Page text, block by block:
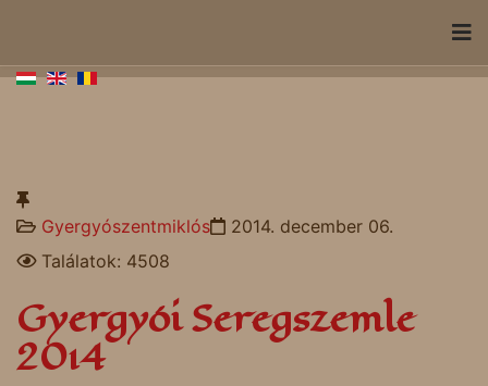
Gyergyószentmiklós
2014. december 06.
Találatok: 4508
Gyergyói Seregszemle
2014